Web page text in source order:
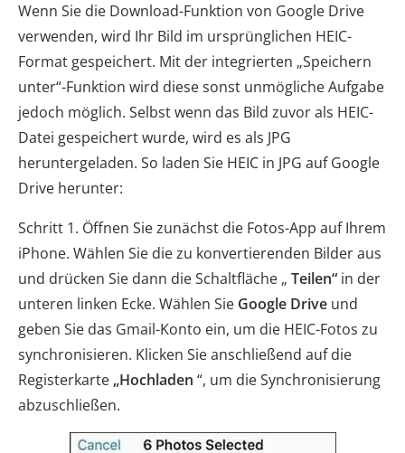
Wenn Sie die Download-Funktion von Google Drive
verwenden, wird Ihr Bild im ursprünglichen HEIC-
Format gespeichert. Mit der integrierten „Speichern
unter“-Funktion wird diese sonst unmögliche Aufgabe
jedoch möglich. Selbst wenn das Bild zuvor als HEIC-
Datei gespeichert wurde, wird es als JPG
heruntergeladen. So laden Sie HEIC in JPG auf Google
Drive herunter:
Schritt 1. Öffnen Sie zunächst die Fotos-App auf Ihrem
iPhone. Wählen Sie die zu konvertierenden Bilder aus
und drücken Sie dann die Schaltfläche „ Teilen“ in der
unteren linken Ecke. Wählen Sie Google Drive und
geben Sie das Gmail-Konto ein, um die HEIC-Fotos zu
synchronisieren. Klicken Sie anschließend auf die
Registerkarte „Hochladen “, um die Synchronisierung
abzuschließen.